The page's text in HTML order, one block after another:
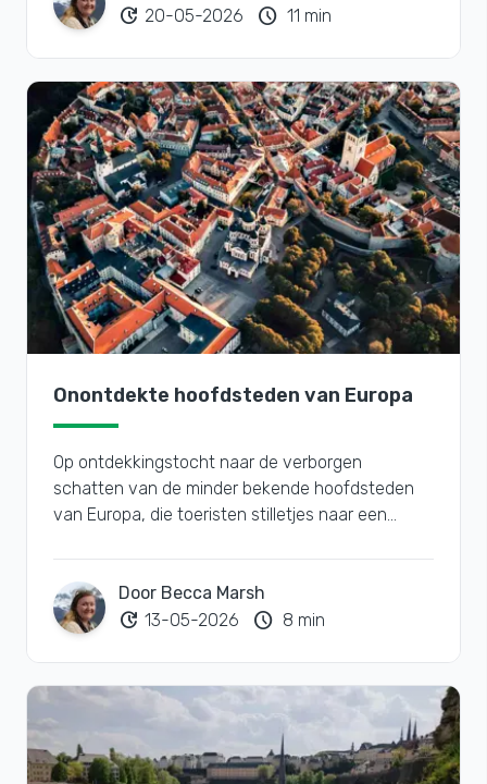
update 20-05-2026 schedule 11 min
Onontdekte hoofdsteden van Europa
Op ontdekkingstocht naar de verborgen
schatten van de minder bekende hoofdsteden
van Europa, die toeristen stilletjes naar een
Door Becca Marsh
update 13-05-2026 schedule 8 min